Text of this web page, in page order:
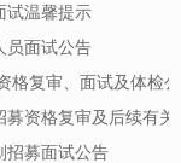
试温馨提示
员面试公告
格复审、面试及体检
募资格复审及后续有
招募面试公告